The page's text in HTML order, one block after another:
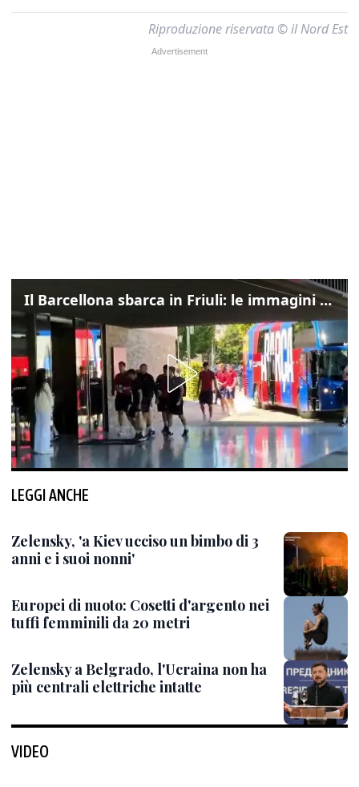
Riproduzione riservata © il Nord Est
Il Barcellona sbarca in Friuli: le immagini dell'arrivo in albergo
LEGGI ANCHE
Zelensky, 'a Kiev ucciso un bimbo di 3
anni e i suoi nonni'
Europei di nuoto: Cosetti d'argento nei
tuffi femminili da 20 metri
Zelensky a Belgrado, l'Ucraina non ha
più centrali elettriche intatte
VIDEO